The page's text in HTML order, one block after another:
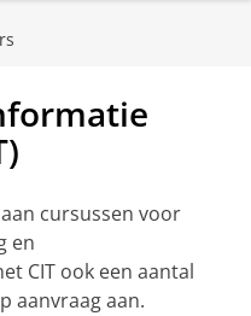
cursussen voor
en
CIT ook een aantal
aanvraag aan.